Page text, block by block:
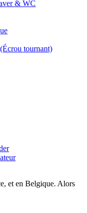
& WC
tournant)
et en Belgique. Alors